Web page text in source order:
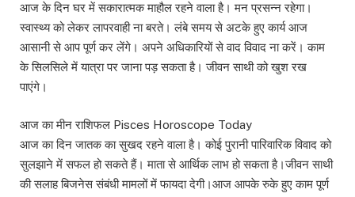
आज के दिन घर में सकारात्मक माहौल रहने वाला है। मन प्रसन्न रहेगा।
स्वास्थ्य को लेकर लापरवाही ना बरते। लंबे समय से अटके हुए कार्य आज
आसानी से आप पूर्ण कर लेंगे। अपने अधिकारियों से वाद विवाद ना करें। काम
के सिलसिले में यात्रा पर जाना पड़ सकता है। जीवन साथी को खुश रख
पाएंगे।
आज का मीन राशिफल Pisces Horoscope Today
आज का दिन जातक का सुखद रहने वाला है। कोई पुरानी पारिवारिक विवाद को
सुलझाने में सफल हो सकते हैं। माता से आर्थिक लाभ हो सकता है।जीवन साथी
की सलाह बिजनेस संबंधी मामलों में फायदा देगी।आज आपके रुके हुए काम पूर्ण